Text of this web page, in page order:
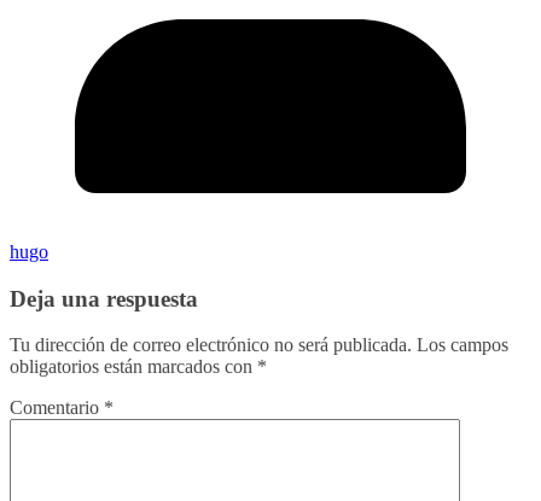
hugo
Deja una respuesta
Tu dirección de correo electrónico no será publicada. Los campos
obligatorios están marcados con *
Comentario *